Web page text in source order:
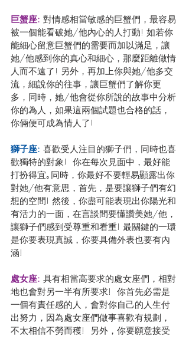
巨蟹座: 對情感相當敏感的巨蟹們，最容易
被一個能看破她/他內心的人打動! 如若你
能細心留意巨蟹們的需要而加以滿足，讓
她/他感到你的真心和細心，那麼距離做情
人而不遠了! 另外，再加上你與她/他多交
流，細說你的往事，讓巨蟹們了解你更
多，同時，她/他會從你所說的故事中分析
你的為人，如果這兩個試題也合格的話，
你倆便可成為情人了!
獅子座: 喜歡受人注目的獅子們，同時也喜
歡獨特的對象!  你在每次見面中，最好能
打扮得宜｡同時，你最好不要輕易顯露出你
對她/他有意思，首先，是要讓獅子們有幻
想的空間! 然後，你盡可能表現出你陽光和
有活力的一面，在言談間要懂讚美她/他，
讓獅子們感到受尊重和看重! 最關鍵的一環
是你要表現真誠，你要具備外表也要有內
涵!
處女座: 具有相當高要求的處女座們，相對
地也會對另一半有所要求!  你首先必需是
一個有責任感的人，會對你自己的人生付
出努力，因為處女座們做事喜歡有規劃，
不太相信不勞而穫!  另外，你要願意接受